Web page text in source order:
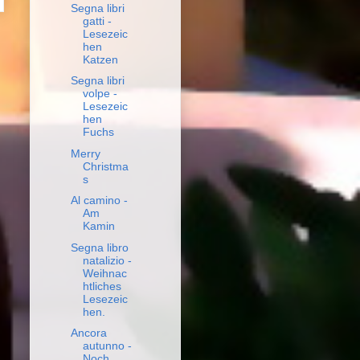
Segna libri
gatti -
Lesezeic
hen
Katzen
Segna libri
volpe -
Lesezeic
hen
Fuchs
Merry
Christma
s
Al camino -
Am
Kamin
Segna libro
natalizio -
Weihnac
htliches
Lesezeic
hen.
Ancora
autunno -